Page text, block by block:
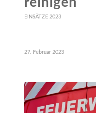
EINSÄTZE 2023
27. Februar 2023